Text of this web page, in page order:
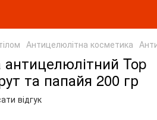
Антицелюлітна косметика
антицелюлітний Top
та папайя 200 гр
відгук